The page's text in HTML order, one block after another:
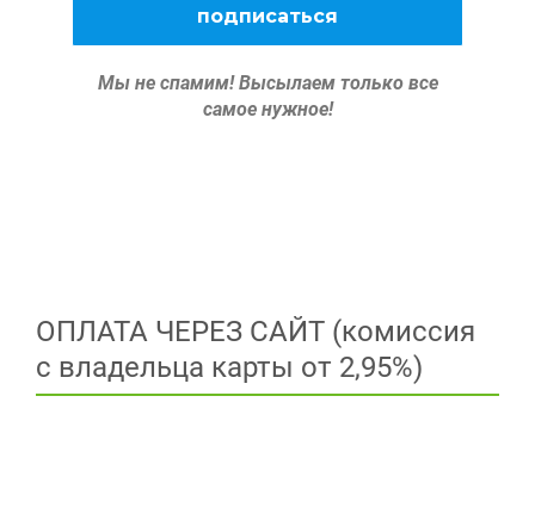
Мы не спамим! Высылаем только все
самое нужное!
ОПЛАТА ЧЕРЕЗ САЙТ (комиссия
с владельца карты от 2,95%)